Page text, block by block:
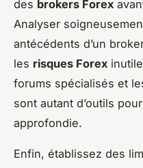
des brokers Forex
Analyser
antécédents d’un
les risques Forex
forums spécialisés et
sont autant d’outils
approfondie.
Enfin, établissez des